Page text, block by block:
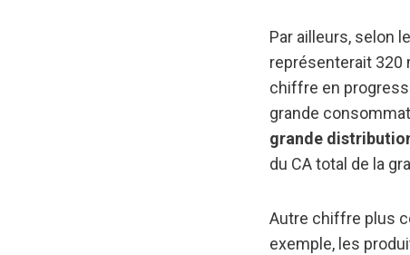
Par ailleurs, selon
représenterait 320
chiffre en
grande
grande
du CA total de la
Autre chiffre plus
exemple, les